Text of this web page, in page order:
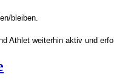
bleiben.
Athlet weiterhin aktiv und